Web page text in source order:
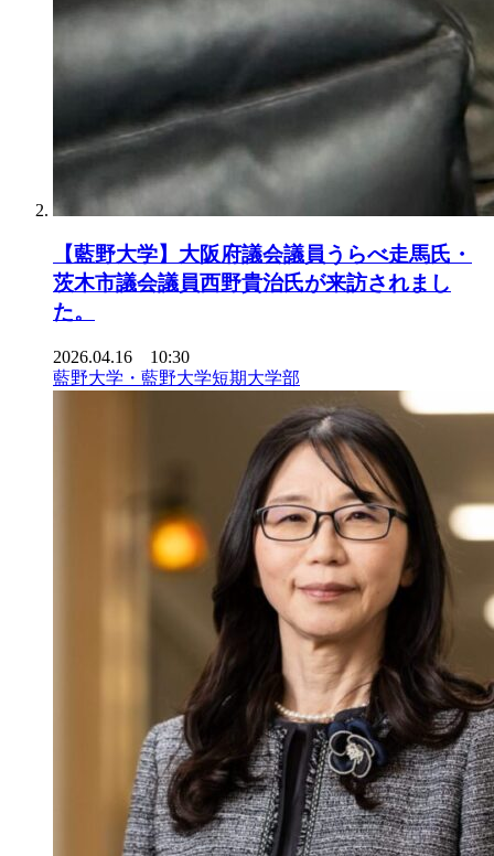
【藍野大学】大阪府議会議員うらべ走馬氏・
茨木市議会議員西野貴治氏が来訪されまし
た。
2026.04.16 10:30
藍野大学・藍野大学短期大学部